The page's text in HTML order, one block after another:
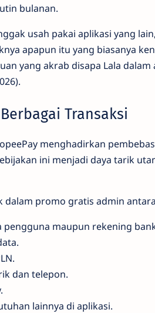
bulanan.
usah pakai aplikasi yang
apapun itu yang biasanya
yang akrab disapa Lala dalam
Transaksi
menghadirkan
ini menjadi daya tarik
dalam promo gratis admin
pengguna maupun rekening
dan telepon.
lainnya di aplikasi.